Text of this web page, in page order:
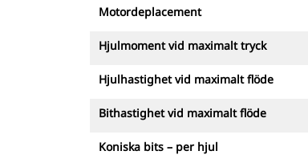
Motordeplacement
Hjulmoment vid maximalt tryck
Hjulhastighet vid maximalt flöde
Bithastighet vid maximalt flöde
Koniska bits – per hjul